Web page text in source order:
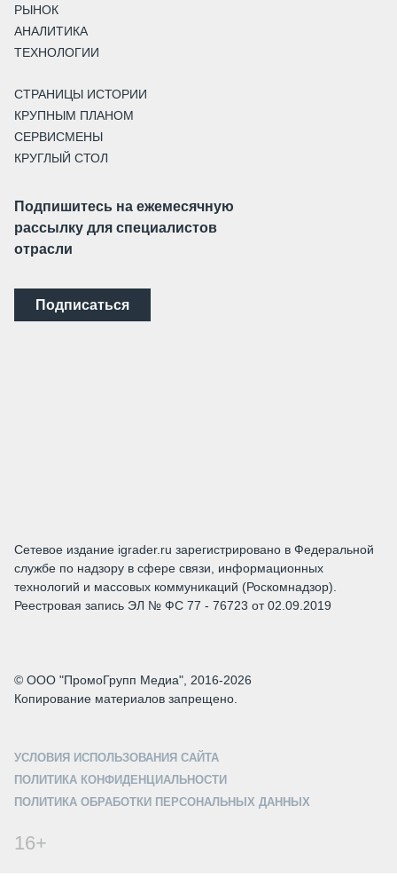
РЫНОК
АНАЛИТИКА
ТЕХНОЛОГИИ
СТРАНИЦЫ ИСТОРИИ
КРУПНЫМ ПЛАНОМ
СЕРВИСМЕНЫ
КРУГЛЫЙ СТОЛ
Подпишитесь на ежемесячную
рассылку для специалистов
отрасли
Подписаться
Сетевое издание igrader.ru зарегистрировано в Федеральной
службе по надзору в сфере связи, информационных
технологий и массовых коммуникаций (Роскомнадзор).
Реестровая запись ЭЛ № ФС 77 - 76723 от 02.09.2019
© ООО "ПромоГрупп Медиа", 2016-2026
Копирование материалов запрещено.
УСЛОВИЯ ИСПОЛЬЗОВАНИЯ САЙТА
ПОЛИТИКА КОНФИДЕНЦИАЛЬНОСТИ
ПОЛИТИКА ОБРАБОТКИ ПЕРСОНАЛЬНЫХ ДАННЫХ
16+